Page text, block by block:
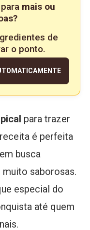
mais ou
de
o ponto.
para trazer
é perfeita
busca
saborosas.
especial do
até quem